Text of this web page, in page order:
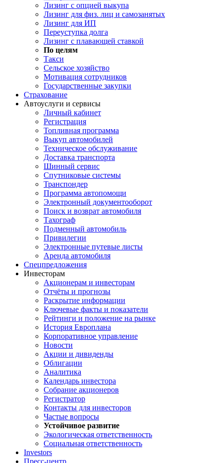
Лизинг с опцией выкупа
Лизинг для физ. лиц и самозанятых
Лизинг для ИП
Переуступка долга
Лизинг с плавающей ставкой
По целям
Такси
Сельское хозяйство
Мотивация сотрудников
Государственные закупки
Страхование
Автоуслуги и сервисы
Личный кабинет
Регистрация
Топливная программа
Выкуп автомобилей
Техническое обслуживание
Доставка транспорта
Шинный сервис
Спутниковые системы
Транспондер
Программа автопомощи
Электронный документооборот
Поиск и возврат автомобиля
Тахограф
Подменный автомобиль
Привилегии
Электронные путевые листы
Аренда автомобиля
Спецпредложения
Инвесторам
Акционерам и инвесторам
Отчёты и прогнозы
Раскрытие информации
Ключевые факты и показатели
Рейтинги и положение на рынке
История Европлана
Корпоративное управление
Новости
Акции и дивиденды
Облигации
Аналитика
Календарь инвестора
Собрание акционеров
Регистратор
Контакты для инвесторов
Частые вопросы
Устойчивое развитие
Экологическая ответственность
Социальная ответственность
Investors